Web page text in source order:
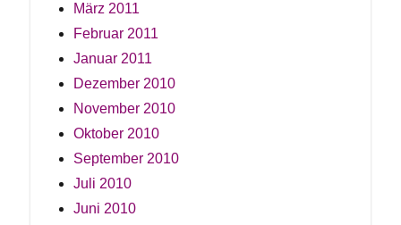
März 2011
Februar 2011
Januar 2011
Dezember 2010
November 2010
Oktober 2010
September 2010
Juli 2010
Juni 2010